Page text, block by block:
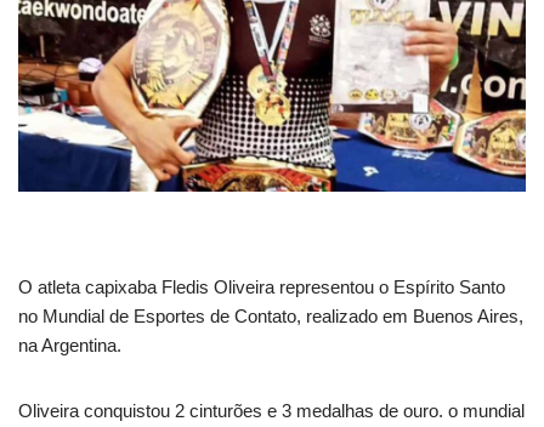
O atleta capixaba Fledis Oliveira representou o Espírito Santo
no Mundial de Esportes de Contato, realizado em Buenos Aires,
na Argentina.
Oliveira conquistou 2 cinturões e 3 medalhas de ouro. o mundial